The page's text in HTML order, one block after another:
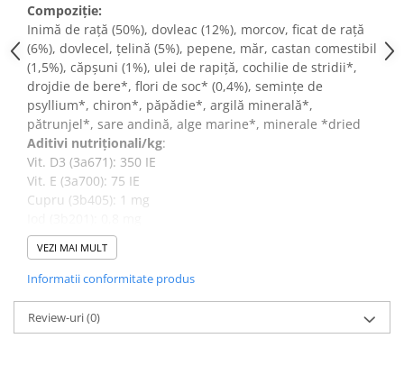
Compoziție:
Inimă de rață (50%), dovleac (12%), morcov, ficat de rață
(6%), dovlecel, țelină (5%), pepene, măr, castan comestibil
(1,5%), căpșuni (1%), ulei de rapiță, cochilie de stridii*,
drojdie de bere*, flori de soc* (0,4%), semințe de
psyllium*, chiron*, păpădie*, argilă minerală*,
pătrunjel*, sare andină, alge marine*, minerale *dried
Aditivi nutriționali/kg:
Vit. D3 (3a671): 350 IE
Vit. E (3a700): 75 IE
Cupru (3b405): 1 mg
Zinc (3b603): 20 mg
Raport:
Carne : legume/fructe/ierburi : alte ingrediente crude =
Componente analitice:
VEZI MAI MULT
Informatii conformitate produs
Review-uri(0)